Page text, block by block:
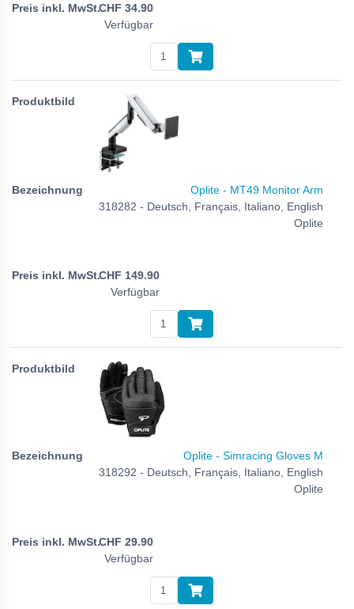
CHF 34.90
Verfügbar
Oplite - MT49 Monitor Arm
318282 - Deutsch, Français, Italiano, English
Oplite
CHF 149.90
Verfügbar
Oplite - Simracing Gloves M
318292 - Deutsch, Français, Italiano, English
Oplite
CHF 29.90
Verfügbar